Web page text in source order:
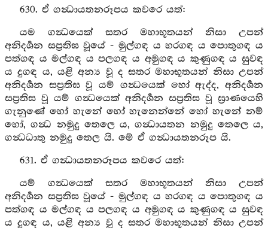
630. ඒ ගන්‍ධායතනරූපය කවරෙ යත්:
යම ගන්‍ධයෙක් සතර මහාභූතයන් නිසා උපන්
අනිදර්‍ශන සප්‍රතිඝ වූයේ - මුල්ගඳ ය හරගඳ ය පොතුගඳ ය
පත්ගඳ ය මල්ගඳ ය පලගඳ ය අමුගඳ ය කුණුගඳ ය සුවඳ
ය දුගඳ ය, යළි අන්‍ය වූ ද සතර මහාභූතයන් නිසා උපන්
අනිදර්‍ශන සප්‍රතිඝ වූ යම් ගන්‍ධයෙක් හෝ ඇද්ද, අනිදර්‍ශන
සප්‍රතිඝ වූ යම් ගන්‍ධයෙක් අනිදර්‍ශන සප්‍රතිඝ වූ ඝ්‍රාණයෙහි
ගැනුණේ හෝ හැනේ හෝ හැනෙන්නේ හෝ හැනේ නම්
හෝ, ගන්‍ධ නමුදු තෙලෙ ය, ගන්‍ධායතන නමුදු තෙලෙ ය,
ගන්‍ධධාතු නමුදු තෙල යි. මේ ඒ ගන්‍ධායතනරූප යි.
631. ඒ ගන්‍ධායතනරූපය කවරෙ යත්:
යම් ගන්‍ධයෙක් සතර මහාභූතයන් නිසා උපන්
අනිදර්‍ශන සප්‍රතිඝ වූයේ - මුල්ගඳ ය හරගඳ ය පොතුගඳ ය
පත්ගඳ ය මල්ගඳ ය පලගඳ ය අමුගඳ ය කුණුගඳ ය සුවඳ
ය දුගඳ ය, යළි අන්‍ය වූ ද සතර මහාභූතයන් නිසා උපන්